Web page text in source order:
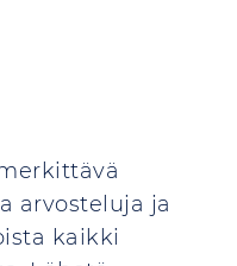
arvosteluja ja
kaikki